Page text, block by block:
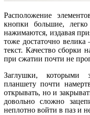
Расположение
кнопки большие,
нажимаются, издавая
тоже достаточно
текст. Качество сборки
при сжатии почти не
Заглушки,
планшету почти
открывать, но и
довольно сложно
неплотно войти в паз и